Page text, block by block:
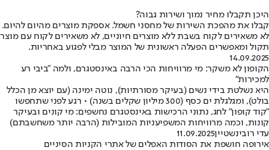
היכן תקבלו מחיר נמוך ושירות גבוה?
קבלו את מהפכת השירות של מחסני חשמל. אספקת מוצרים מהיום להיום.
לא משאירים לקוח בשבת ללא מוצרים חיוניים, לא משאירים לקוח עם מוצר
תקול ומאפשרים הפעלה ראשונית של המוצר מבלי לפגוע באחריות.
14.09.2025
הקופון לא משקר: מי מרוויחות הכי הרבה באינסטגרם, ולמה "ביבי רע
למכירות"
היא נשלטת בידי נשים (בעיקר מסורתיות), נוטה ימינה (עם יוצא מן הכלל
בולט), ומגלגלת ים כסף (300 מיליון שקלים בשנה) • רגע לפני שתחפשו
"קוד קופון" לחג, נתוני הרכישות באינסטגרם נחשפים: מי קונים ובעיקר
קונות, וכמה מרוויחות המשפיעניות המובילות (הרבה יותר משחשבתם)
עדי רובינשטיין11.09.2025
אירופה חושפת את הסודות האפלים של אתרי הקניות הסיניים